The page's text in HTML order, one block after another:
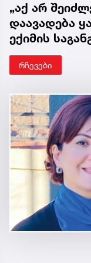
„აქ არ
დაავადება
ექიმის
რჩევები